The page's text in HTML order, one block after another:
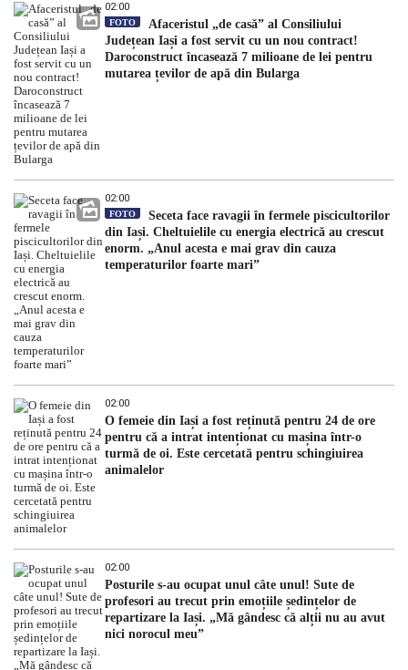
02:00
FOTO
Afaceristul „de casă” al Consiliului
Județean Iași a fost servit cu un nou contract!
Daroconstruct încasează 7 milioane de lei pentru
mutarea țevilor de apă din Bularga
02:00
FOTO
Seceta face ravagii în fermele piscicultorilor
din Iași. Cheltuielile cu energia electrică au crescut
enorm. „Anul acesta e mai grav din cauza
temperaturilor foarte mari”
02:00
O femeie din Iași a fost reținută pentru 24 de ore
pentru că a intrat intenționat cu mașina într-o
turmă de oi. Este cercetată pentru schingiuirea
animalelor
02:00
Posturile s-au ocupat unul câte unul! Sute de
profesori au trecut prin emoțiile ședințelor de
repartizare la Iași. „Mă gândesc că alții nu au avut
nici norocul meu”